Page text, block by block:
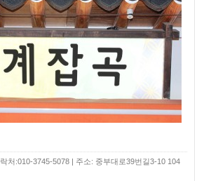
처:010-3745-5078 | 주소: 중부대로39번길3-10 104